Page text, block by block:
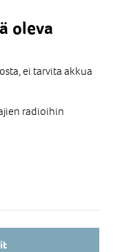
oleva
ei tarvita akkua
radioihin
Awareness